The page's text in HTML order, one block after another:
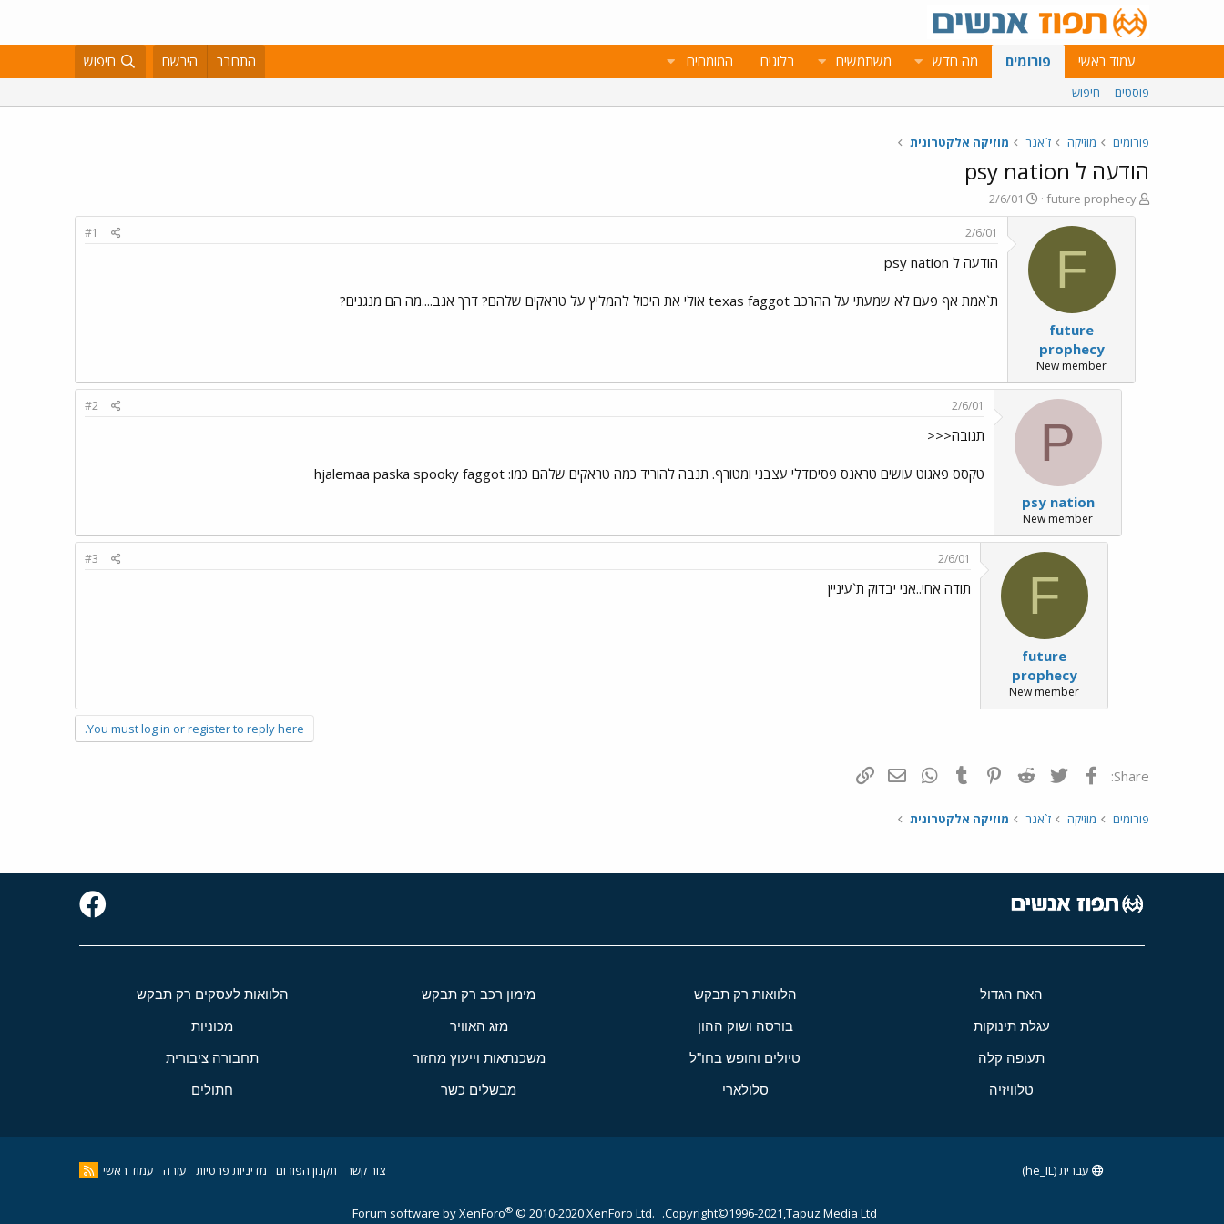
עמוד ראשי פורומים מה חדש משתמשים בלוגים המומחים התחבר הירשם חיפוש
פוסטים חיפוש
פורומים מוזיקה ז`אנר מוזיקה אלקטרונית
הודעה ל psy nation
פ
ו
future prophecy
פ
ו
2/6/01
F
future
prophecy
New member
2/6/01
#1
הודעה ל psy nation
ת`אמת אף פעם לא שמעתי על ההרכב texas faggot אולי את היכול להמליץ על טראקים שלהם? דרך אגב....מה הם מנגנים?
P
psy nation
New member
2/6/01
#2
תגובה<<<
טקסס פאגוט עושים טראנס פסיכודלי עצבני ומטורף. תנבה להוריד כמה טראקים שלהם כמו: hjalemaa paska spooky faggot
F
future
prophecy
New member
2/6/01
#3
תודה אחי..אני יבדוק ת`עיניין
You must log in or register to reply here.
Share: פייסבוק Twitter
Reddit
Pinterest
Tumblr
WhatsAppדואר אלקטרוני
פורומים מוזיקה ז`אנר מוזיקה אלקטרונית
האח הגדול הלוואות רק תבקש מימון רכב רק תבקש הלוואות לעסקים רק תבקש
עגלת תינוקות בורסה ושוק ההון מזג האוויר מכוניות
תעופה קלה טיולים וחופש בחו"ל משכנתאות וייעוץ מחזור תחבורה ציבורית
טלוויזיה סלולארי מבשלים כשר חתולים
צור קשר תקנון הפורום מדיניות פרטיות עזרה עמוד ראשי עברית (he_IL)
Copyright©1996-2021,Tapuz Media Ltd.
Forum software by XenForo® © 2010-2020 XenForo Ltd.